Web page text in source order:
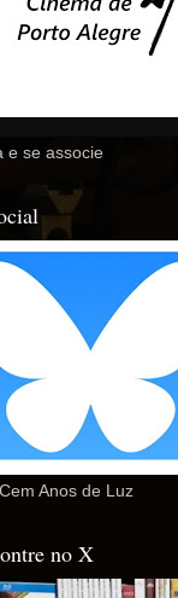
e se associe
Anos de Luz
no X